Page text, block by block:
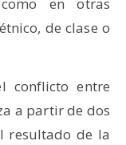
de clase o
conflicto entre
a partir de dos
resultado de la